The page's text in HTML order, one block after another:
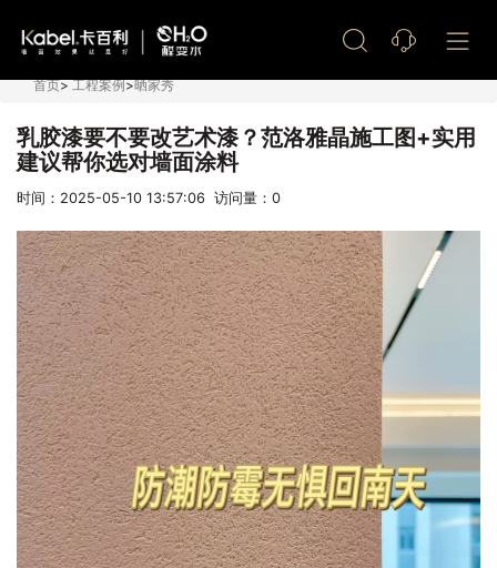
首页>工程案例>晒家秀
乳胶漆要不要改艺术漆？范洛雅晶施工图+实用
建议帮你选对墙面涂料
时间：2025-05-10 13:57:06 访问量： 0